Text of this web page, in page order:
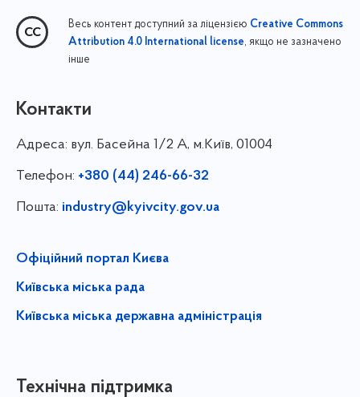
Весь контент доступний за ліцензією Creative Commons
Attribution 4.0 International license, якщо не зазначено
інше
Контакти
Адреса: вул. Басейна 1/⁠2 А, м.Київ, 01004
Телефон: +380 (44) 246-66-32
Пошта: industry@kyivcity.gov.ua
Офіційний портал Києва
Київська міська рада
Київська міська державна адміністрація
Технічна підтримка